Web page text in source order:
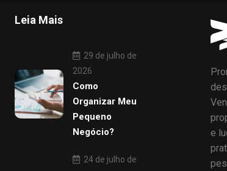
Leia Mais
29 de julho de
2026
Como
Organizar Meu
Pequeno
Negócio?
24 de julho de
e